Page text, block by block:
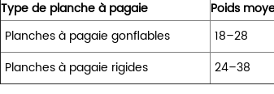
Type de planche à pagaie
Poids
Planches à pagaie gonflables
18–28
Planches à pagaie rigides
24–38